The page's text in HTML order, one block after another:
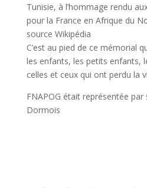
Tunisie, à l’hommage rendu
pour la France en Afrique du
source Wikipédia
C’est au pied de ce mémorial
les enfants, les petits enfants,
celles et ceux qui ont perdu la
FNAPOG était représentée par
Dormois